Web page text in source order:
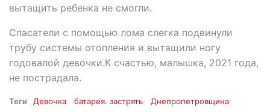
вытащить ребенка не смогли.
Спасатели с помощью лома слегка подвинули
трубу системы отопления и вытащили ногу
годовалой девочки.К счастью, малышка, 2021 года,
не пострадала.
Теги Девочка батарея. застрять Днепропетровщина